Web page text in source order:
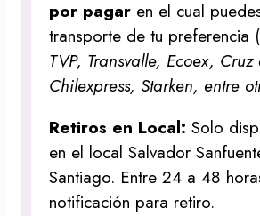
por pagar en el cual
transporte de tu preferencia (
TVP, Transvalle, Ecoex, Cruz
Chilexpress, Starken, entre
Retiros en Local:Solo
en el local Salvador
Santiago. Entre 24 a 48
notificación para retiro.